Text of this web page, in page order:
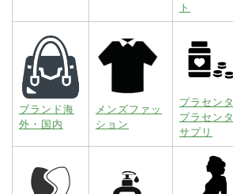
ト
ブランド海
外・国内
メンズファッ
ション
プラセンタ
プラセンタ
サプリ